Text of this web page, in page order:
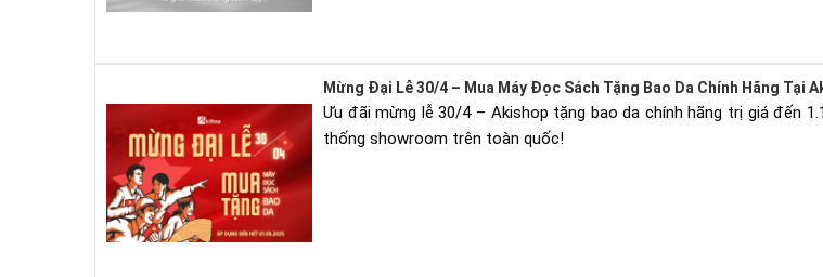
Mừng Đại Lễ 30/4 – Mua Máy Đọc Sách Tặng Bao Da Chính Hãng Tại
Ưu đãi mừng lễ 30/4 – Akishop tặng bao da chính hãng trị giá đến
thống showroom trên toàn quốc!